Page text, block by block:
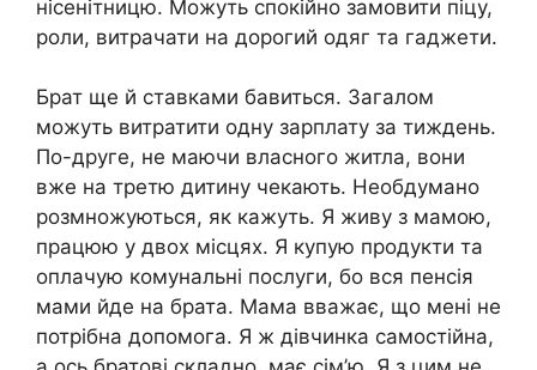
нісенітницю. Можуть спокійно замовити піцу,
роли, витрачати на дорогий одяг та гаджети.
Брат ще й ставками бавиться. Загалом
можуть витратити одну зарплату за тиждень.
По-друге, не маючи власного житла, вони
вже на третю дитину чекають. Необдумано
розмножуються, як кажуть. Я живу з мамою,
працюю у двох місцях. Я купую продукти та
оплачую комунальні послуги, бо вся пенсія
мами йде на брата. Мама вважає, що мені не
потрібна допомога. Я ж дівчинка самостійна,